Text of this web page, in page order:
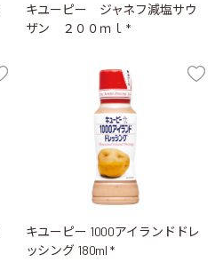
キユーピー ジャネフ減塩サウ
ザン ２００ｍｌ *
キユーピー 1000アイランドドレ
ッシング 180ml *